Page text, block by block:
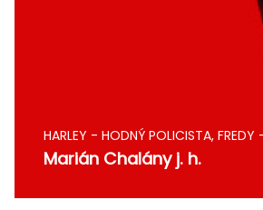
HARLEY - HODNÝ POLICISTA, FREDY
Marián Chalány j. h.